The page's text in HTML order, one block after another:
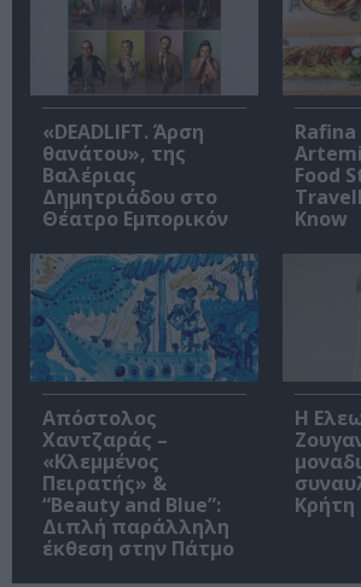
«DEADLIFT. Άρση
θανάτου», της
Βαλέριας
Δημητριάδου στο
Θέατρο Εμπορικόν
Rafina
Food
Know
Απόστολος
Χαντζαράς –
«Κλεμμένος
Πειρατής» &
“Beauty and Blue”:
Διπλή παράλληλη
έκθεση στην Πάτμο
Η
Κρήτη